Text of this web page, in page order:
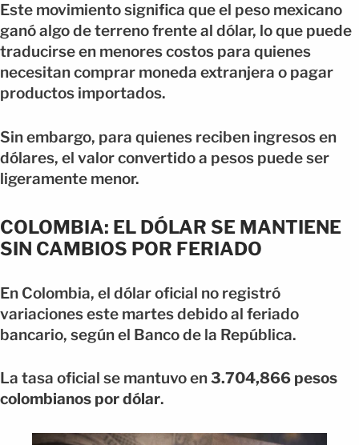
Este movimiento significa que el peso mexicano
ganó algo de terreno frente al dólar, lo que puede
traducirse en menores costos para quienes
necesitan comprar moneda extranjera o pagar
productos importados.
Sin embargo, para quienes reciben ingresos en
dólares, el valor convertido a pesos puede ser
ligeramente menor.
COLOMBIA: EL DÓLAR SE MANTIENE
SIN CAMBIOS POR FERIADO
En Colombia, el dólar oficial no registró
variaciones este martes debido al feriado
bancario, según el Banco de la República.
La tasa oficial se mantuvo en3.704,866 pesos
colombianos por dólar.